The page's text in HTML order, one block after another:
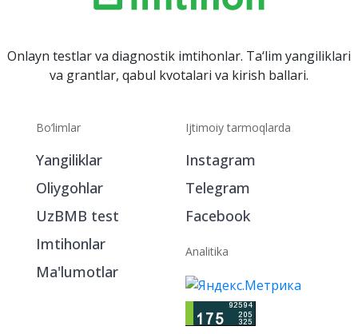
Onlayn testlar va diagnostik imtihonlar. Ta‘lim yangiliklari
va grantlar, qabul kvotalari va kirish ballari.
Bo‘limlar
Yangiliklar
Oliygohlar
UzBMB test
Imtihonlar
Ma'lumotlar
Ijtimoiy tarmoqlarda
Instagram
Telegram
Facebook
Analitika